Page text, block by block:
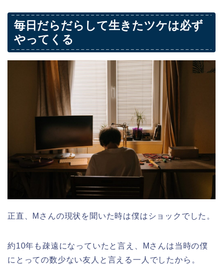
毎日だらだらして生きたツケは必ず
やってくる
正直、Mさんの現状を聞いた時は僕はショックでした。
約10年も疎遠になっていたと言え、Mさんは当時の僕
にとっての数少ない友人と言える一人でしたから。